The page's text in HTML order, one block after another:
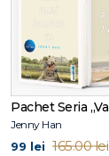
Jenny Han
99 lei 165.00 lei